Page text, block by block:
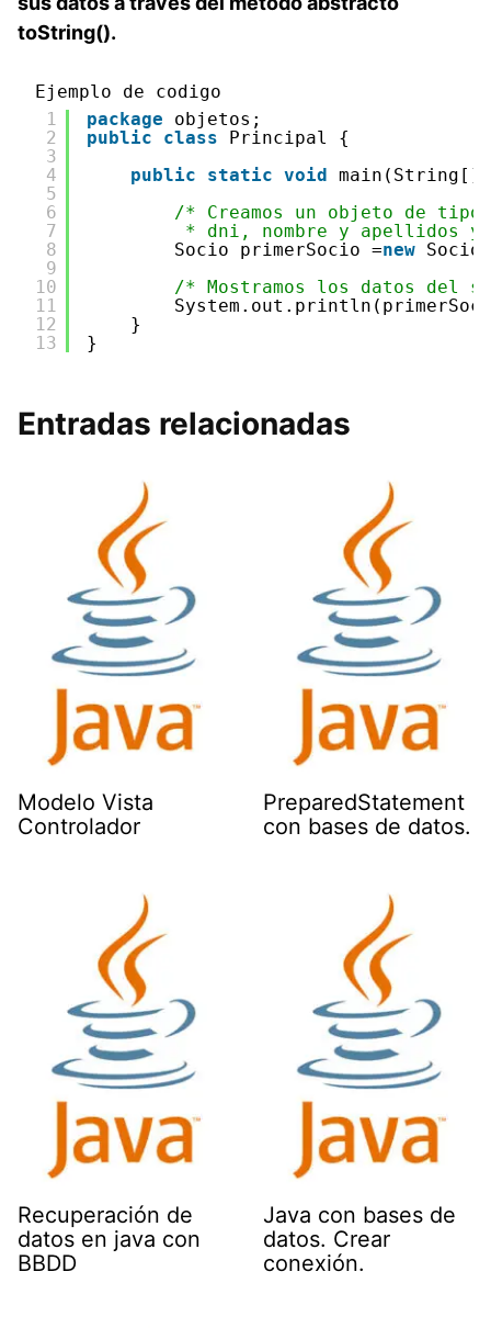
toString().
Ejemplo de codigo
1
2
3
4
5
6
7
8
9
10
11
12
13
package
objetos;
public
class
Principal {
public
static void
/* Creamos un objeto de tipo
* dni, nombre y apellidos y
Socio primerSocio =new Socio(
/* Mostramos los datos del
}
}
Entradas relacionadas
Modelo Vista
Controlador
PreparedStatement
con bases de datos.
Recuperación de
datos en java con
BBDD
Java con bases de
datos. Crear
conexión.